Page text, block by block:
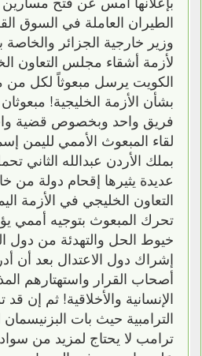
الطيران العاملة في السوق
وزير خارجية الجزائر
لأزمة أشقاء مجلس التعاون
الكويت يرسل مبعوثاً لكل من
بشأن الأزمة الخليجية!
فريق واحد وبخصوص قضية
لقاء المبعوث الأممي لليمن
بملك الأردن عبدالله الثاني
عديدة يثيرها إقحام دولة
التعاون الخليجي في الأزمة
تحرك المبعوث بتوجيه
خيوط الحل والتهدئة من دول
إشراك دول الاعتدال بعد أن
أصحاب القرار واستهتارهم
الإنسانية والأخلاقية! ثم إن قد
الترامبية حيث بات البزنيسمان
ترامب لا يحتاج لمزيد من